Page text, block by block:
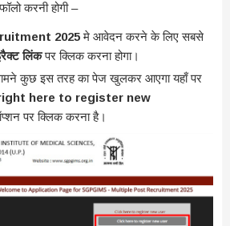
करनी होगी –
2025मे आवेदन करने के लिए सबसे
लिंकपर क्लिक करना होगा।
कुछ इस तरह का पेज खुलकर आएगा यहाँ पर
here to register new
पर क्लिक करना है।